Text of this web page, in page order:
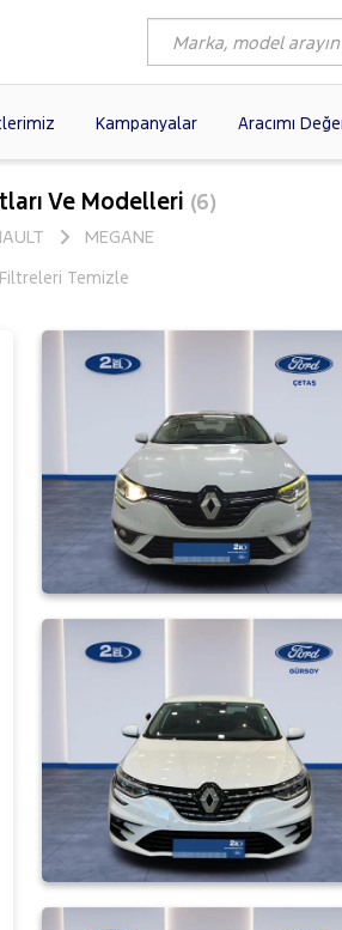
Kampanyalar Aracımı
FORD (876)
VOLKSWAGEN(63)
CITROEN (20)
NISSAN
Ve Modelleri (6)
MEGANE
Temizle